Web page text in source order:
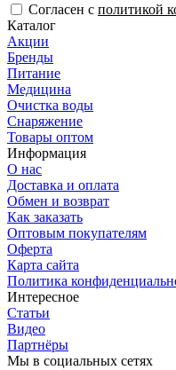
Согласен с политикой
Каталог
Акции
Бренды
Питание
Медицина
Очистка воды
Снаряжение
Товары оптом
Информация
О нас
Доставка и оплата
Обмен и возврат
Как заказать
Оптовым покупателям
Оферта
Карта сайта
Политика
Интересное
Статьи
Видео
Партнёры
Мы в социальных сетях